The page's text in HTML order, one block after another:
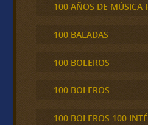
100 AÑOS DE MÚSICA
100 BALADAS
100 BOLEROS
100 BOLEROS
100 BOLEROS 100